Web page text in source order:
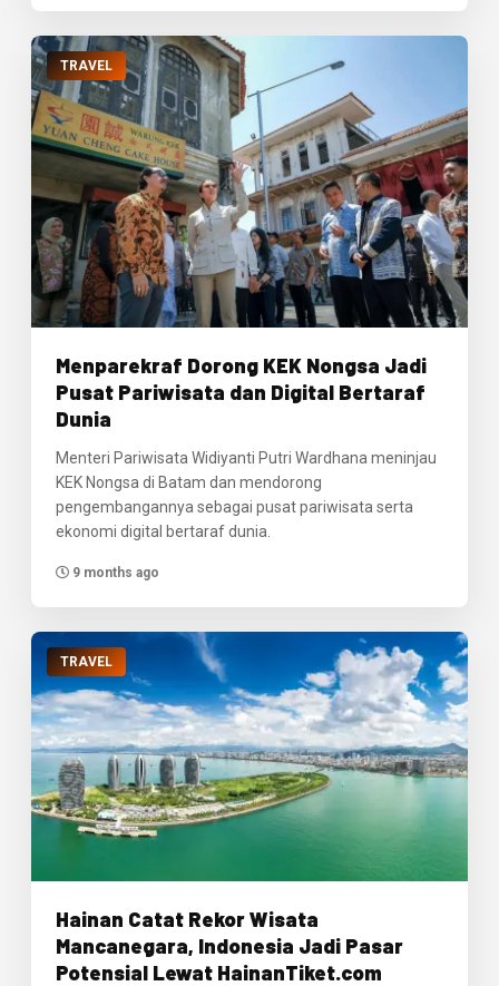
TRAVEL
Menparekraf Dorong KEK Nongsa Jadi
Pusat Pariwisata dan Digital Bertaraf
Dunia
Menteri Pariwisata Widiyanti Putri Wardhana meninjau
KEK Nongsa di Batam dan mendorong
pengembangannya sebagai pusat pariwisata serta
ekonomi digital bertaraf dunia.
9 months ago
TRAVEL
Hainan Catat Rekor Wisata
Mancanegara, Indonesia Jadi Pasar
Potensial Lewat HainanTiket.com